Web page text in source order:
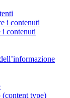
i contenuti
i contenuti
type)